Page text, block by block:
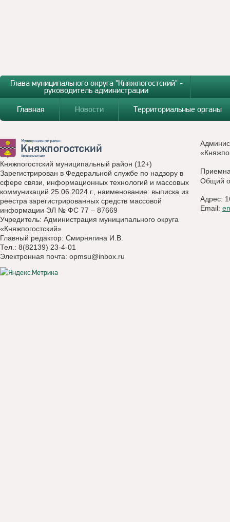
Глава муниципального округа "Княжпогостский" -
руководитель администрации
Главная
Новости Территориальные органы
Княжпогостский муниципальный район (12+)
Зарегистрирован в Федеральной службе по надзору в
сфере связи, информационных технологий и массовых
коммуникаций 25.06.2024 г., наименование: выписка из
реестра зарегистрированных средств массовой
информации ЭЛ № ФС 77 – 87669
Учредитель: Администрация муниципального округа
«Княжпогостский»
Главный редактор: Смирнягина И.В.
Тел.: 8(82139) 23-4-01
Электронная почта: opmsu@inbox.ru
Общий
Адрес:
Email: